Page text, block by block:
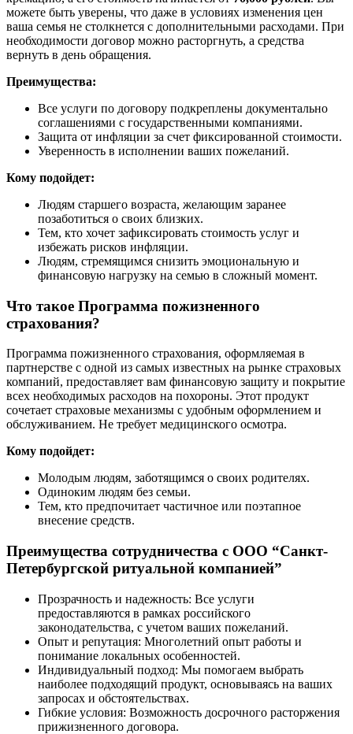
можете быть уверены, что даже в условиях изменения цен
ваша семья не столкнется с дополнительными расходами. При
необходимости договор можно расторгнуть, а средства
вернуть в день обращения.
Преимущества:
Все услуги по договору подкреплены документально
соглашениями с государственными компаниями.
Защита от инфляции за счет фиксированной стоимости.
Уверенность в исполнении ваших пожеланий.
Кому подойдет:
Людям старшего возраста, желающим заранее
позаботиться о своих близких.
Тем, кто хочет зафиксировать стоимость услуг и
избежать рисков инфляции.
Людям, стремящимся снизить эмоциональную и
финансовую нагрузку на семью в сложный момент.
Что такое Программа пожизненного
страхования?
Программа пожизненного страхования, оформляемая в
партнерстве с одной из самых известных на рынке страховых
компаний, предоставляет вам финансовую защиту и покрытие
всех необходимых расходов на похороны. Этот продукт
сочетает страховые механизмы с удобным оформлением и
обслуживанием. Не требует медицинского осмотра.
Кому подойдет:
Молодым людям, заботящимся о своих родителях.
Одиноким людям без семьи.
Тем, кто предпочитает частичное или поэтапное
внесение средств.
Преимущества сотрудничества с ООО “Санкт-
Петербургской ритуальной компанией”
Прозрачность и надежность: Все услуги
предоставляются в рамках российского
законодательства, с учетом ваших пожеланий.
Опыт и репутация: Многолетний опыт работы и
понимание локальных особенностей.
Индивидуальный подход: Мы помогаем выбрать
наиболее подходящий продукт, основываясь на ваших
запросах и обстоятельствах.
Гибкие условия: Возможность досрочного расторжения
прижизненного договора.